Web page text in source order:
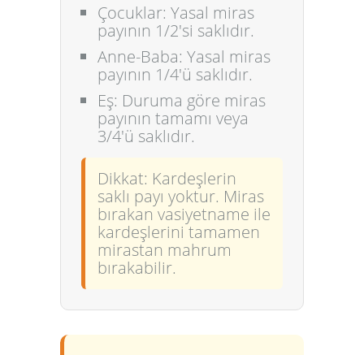
Çocuklar: Yasal miras
payının 1/2'si saklıdır.
Anne-Baba: Yasal miras
payının 1/4'ü saklıdır.
Eş: Duruma göre miras
payının tamamı veya
3/4'ü saklıdır.
Dikkat: Kardeşlerin
saklı payı yoktur. Miras
bırakan vasiyetname ile
kardeşlerini tamamen
mirastan mahrum
bırakabilir.